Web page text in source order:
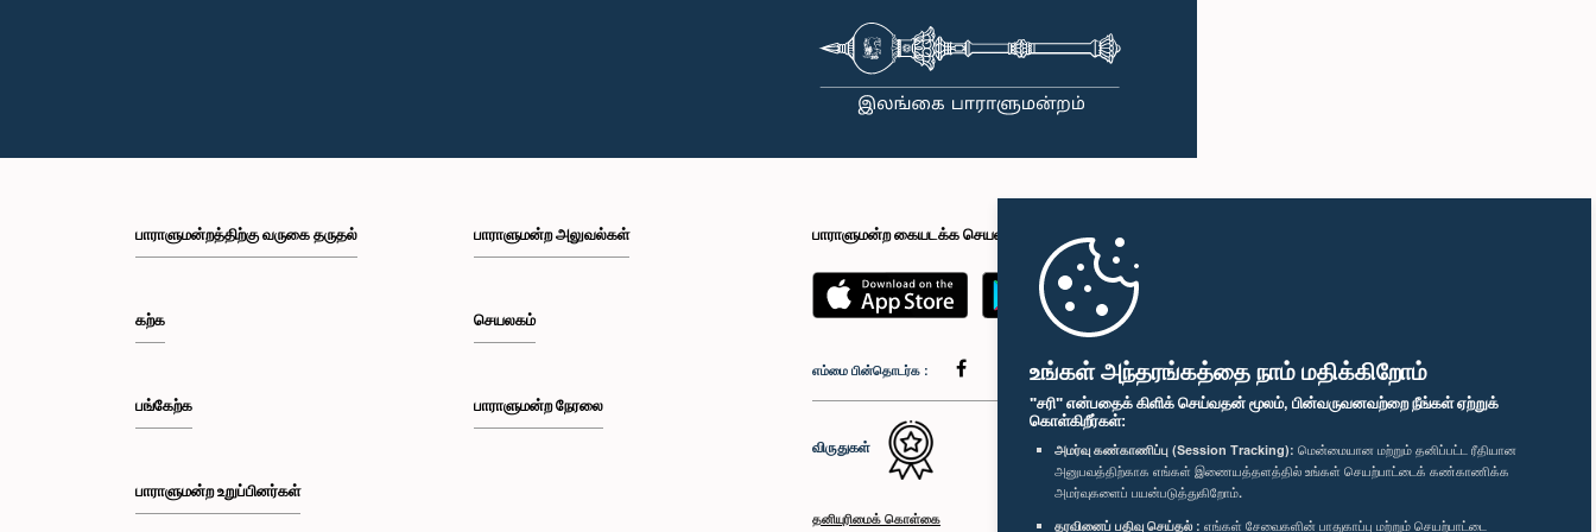
உங்கள் அந்தரங்கத்தை நாம் மதிக்கிறோம்
"சரி" என்பதைக் கிளிக் செய்வதன் மூலம், பின்வருவனவற்றை நீங்கள் ஏற்றுக்
கொள்கிறீர்கள்:
அமர்வு கண்காணிப்பு (Session Tracking): மென்மையான மற்றும் தனிப்பட்ட ரீதியான
அனுபவத்திற்காக எங்கள் இணையத்தளத்தில் உங்கள் செயற்பாட்டைக் கண்காணிக்க
அமர்வுகளைப் பயன்படுத்துகிறோம்.
தரவினைப் பதிவு செய்தல் : எங்கள் சேவைகளின் பாதுகாப்பு மற்றும் செயற்பாட்டை
பாராளுமன்றத்திற்கு வருகை தருதல்
கற்க
பங்கேற்க
பாராளுமன்ற உறுப்பினர்கள்
பாராளுமன்ற அலுவல்கள்
செயலகம்
பாராளுமன்ற நேரலை
பாராளுமன்ற கையடக்க செயலி
எம்மை பின்தொடர்க :
விருதுகள்
தனியுரிமைக் கொள்கை